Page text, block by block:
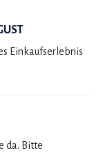
Einkaufserlebnis
da. Bitte